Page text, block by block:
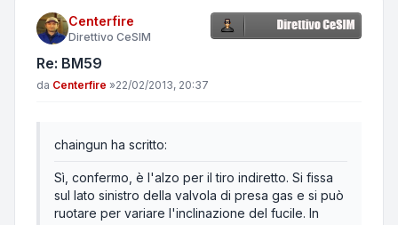
Centerfire
Direttivo CeSIM
Re: BM59
Messaggio
da Centerfire »22/02/2013, 20:37
chaingun ha scritto:
Sì, confermo, è l'alzo per il tiro indiretto. Si fissa
sul lato sinistro della valvola di presa gas e si può
ruotare per variare l'inclinazione del fucile. In